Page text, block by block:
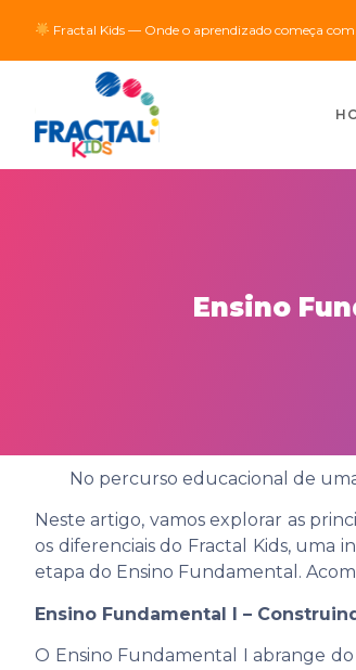
Fractal Kids — Onde o aprendizado começa
Ensino
No percurso educacional de
Neste artigo, vamos explorar as
os diferenciais do Fractal Kids, uma
etapa do Ensino Fundamental.
Ensino Fundamental I –
O Ensino Fundamental I abrange